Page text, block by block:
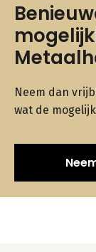
Neem dan
wat de